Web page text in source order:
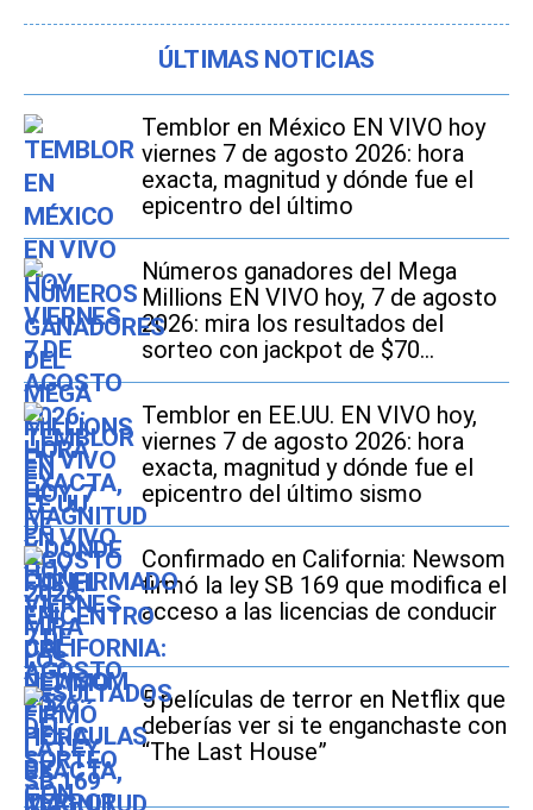
ÚLTIMAS NOTICIAS
Temblor en México EN VIVO hoy
viernes 7 de agosto 2026: hora
exacta, magnitud y dónde fue el
epicentro del último
Números ganadores del Mega
Millions EN VIVO hoy, 7 de agosto
2026: mira los resultados del
sorteo con jackpot de $70
millones en EE.UU.
Temblor en EE.UU. EN VIVO hoy,
viernes 7 de agosto 2026: hora
exacta, magnitud y dónde fue el
epicentro del último sismo
Confirmado en California: Newsom
firmó la ley SB 169 que modifica el
acceso a las licencias de conducir
5 películas de terror en Netflix que
deberías ver si te enganchaste con
“The Last House”